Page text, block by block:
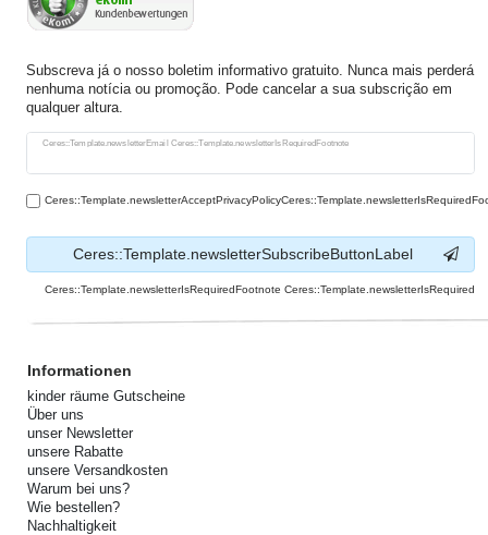
Subscreva já o nosso boletim informativo gratuito. Nunca mais perderá
nenhuma notícia ou promoção. Pode cancelar a sua subscrição em
qualquer altura.
Ceres::Template.newsletterEmail Ceres::Template.newsletterIsRequiredFootnote
Ceres::Template.newsletterHoneypotLabel
Ceres::Template.newsletterSubscribeButtonLabel
Ceres::Template.newsletterIsRequiredFootnote Ceres::Template.newsletterIsRequired
Informationen
kinder räume Gutscheine
Über uns
unser Newsletter
unsere Rabatte
unsere Versandkosten
Warum bei uns?
Wie bestellen?
Nachhaltigkeit